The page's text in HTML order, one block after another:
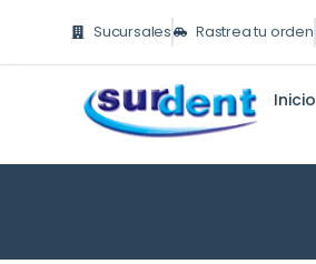
contenido
Sucursales Rastrea tu orden
Inicio